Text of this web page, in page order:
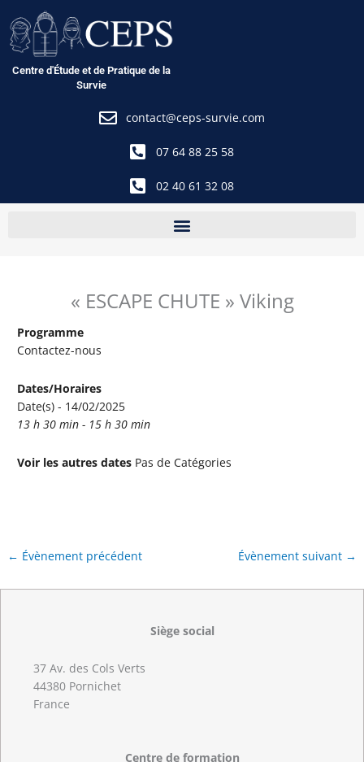
au
contenu
Centre d'Étude et de Pratique de la
Survie
contact@ceps-survie.com
07 64 88 25 58
02 40 61 32 08
« ESCAPE CHUTE » Viking
Programme
Contactez-nous
Dates/Horaires
Date(s) - 14/02/2025
13 h 30 min - 15 h 30 min
Voir les autres dates Pas de Catégories
← Évènement précédent Évènement suivant →
Siège social
37 Av. des Cols Verts
44380 Pornichet
France
Centre de formation